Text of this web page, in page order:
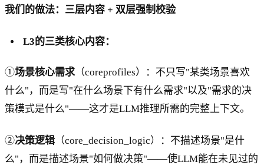
我们的做法：三层内容 + 双层强制校验
L3的三类核心内容：
①场景核心需求 （coreprofiles）：不只写"某类场景喜欢
什么"，而是写"在什么场景下有什么需求"以及"需求的决
策模式是什么"——这才是LLM推理所需的完整上下文。
②决策逻辑 （core_decision_logic）：不描述场景"是什
么"，而是描述场景"如何做决策"——使LLM能在未见过的